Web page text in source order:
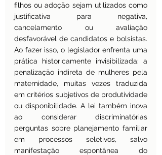
filhos ou adoção sejam utilizados como
justificativa para negativa,
cancelamento ou avaliação
desfavorável de candidatos e bolsistas.
Ao fazer isso, o legislador enfrenta uma
prática historicamente invisibilizada: a
penalização indireta de mulheres pela
maternidade, muitas vezes traduzida
em critérios subjetivos de produtividade
ou disponibilidade. A lei também inova
ao considerar discriminatórias
perguntas sobre planejamento familiar
em processos seletivos, salvo
manifestação espontânea do